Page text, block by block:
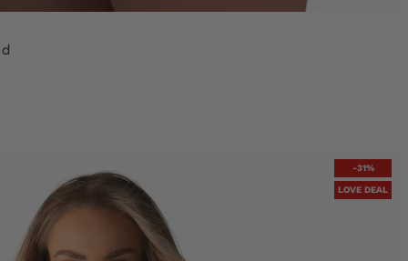
-31%
LOVE DEAL